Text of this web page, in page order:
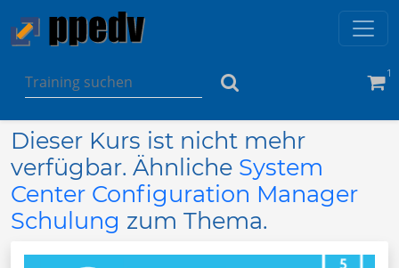
1
Dieser Kurs ist nicht mehr
verfügbar. Ähnliche System
Center Configuration Manager
Schulung zum Thema.